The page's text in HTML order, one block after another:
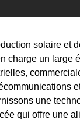
solaire et
charge un large
une
qui offre une